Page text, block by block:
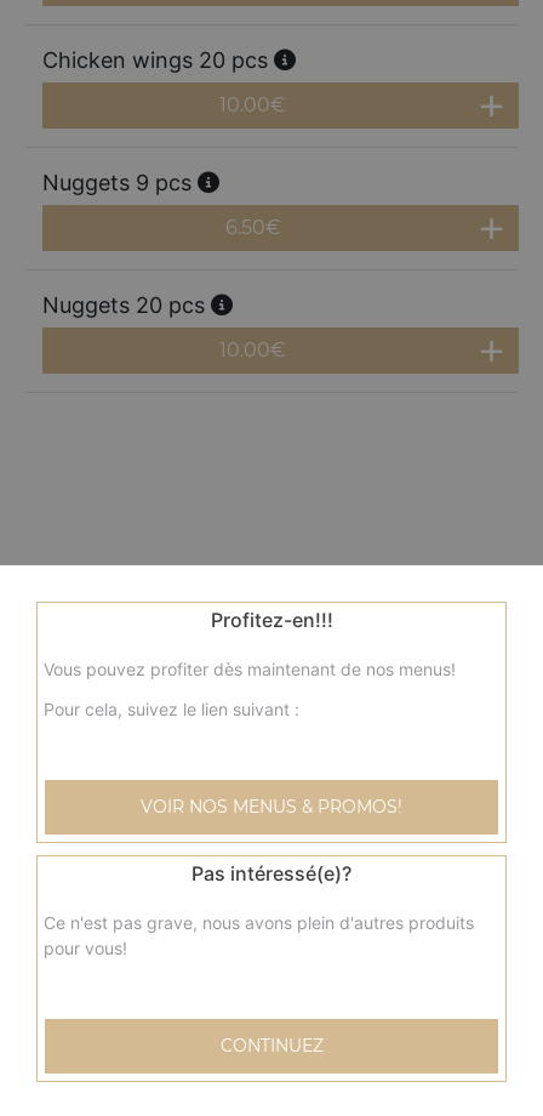
Chicken wings 20 pcs
10.00€
Nuggets 9 pcs
6.50€
Nuggets 20 pcs
10.00€
Profitez-en!!!
Vous pouvez profiter dès maintenant de nos menus!
Pour cela, suivez le lien suivant :
VOIR NOS MENUS & PROMOS!
Pas intéressé(e)?
Ce n'est pas grave, nous avons plein d'autres produits
pour vous!
CONTINUEZ